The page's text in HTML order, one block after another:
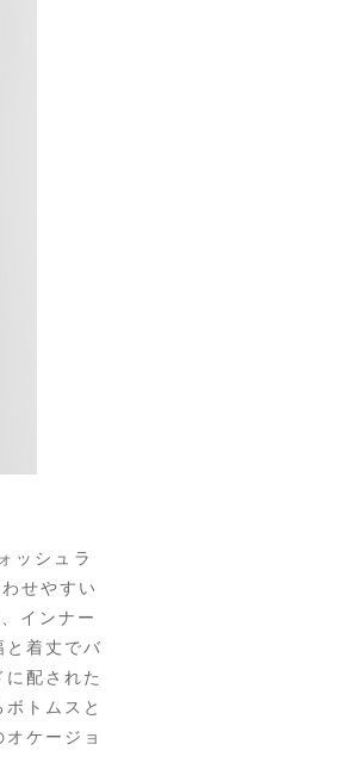
ッシュラ
せやすい
インナー
着丈でバ
配された
トムスと
ケージョ